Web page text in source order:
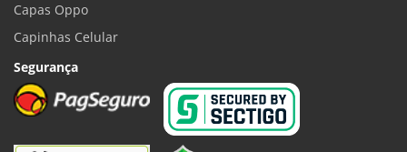
Capas Oppo
Capinhas Celular
Segurança